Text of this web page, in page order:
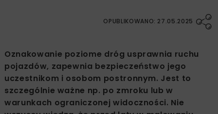
OPUBLIKOWANO: 27.05.2025
Oznakowanie poziome dróg usprawnia ruchu
pojazdów, zapewnia bezpieczeństwo jego
uczestnikom i osobom postronnym. Jest to
szczególnie ważne np. po zmroku lub w
warunkach ograniczonej widoczności. Nie